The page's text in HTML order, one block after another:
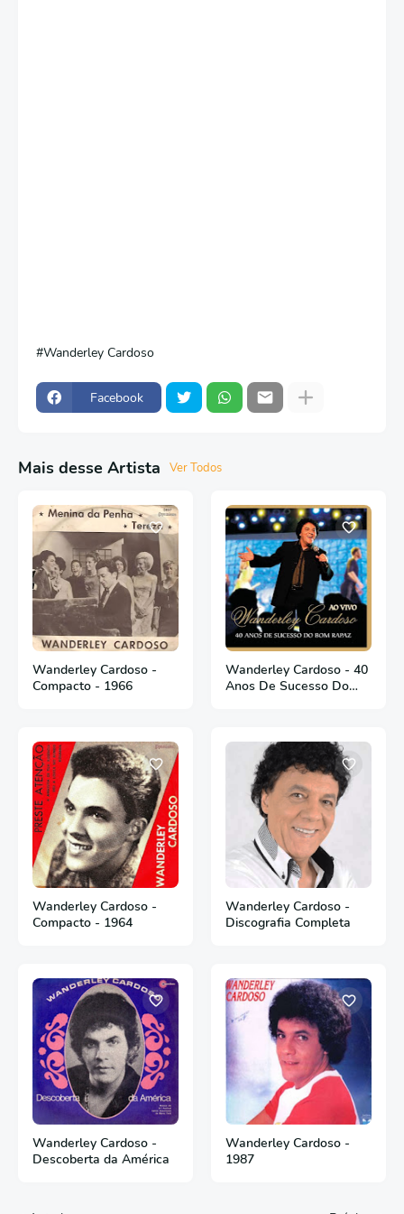
Wanderley Cardoso
Facebook
Mais desse Artista Ver Todos
Wanderley Cardoso -
Compacto - 1966
Wanderley Cardoso - 40
Anos De Sucesso Do
Wanderley Cardoso -
Compacto - 1964
Wanderley Cardoso -
Discografia Completa
Wanderley Cardoso -
Descoberta da América
Wanderley Cardoso -
1987